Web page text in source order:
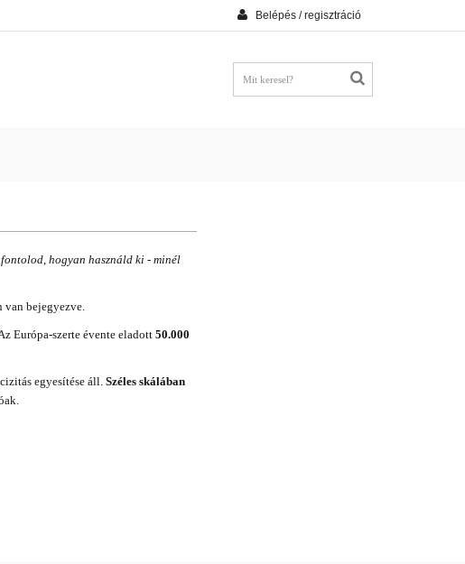
Belépés / regisztráció
hogyan használd ki - minél
van bejegyezve.
Európa-szerte évente eladott 50.000
egyesítése áll.Széles skálában